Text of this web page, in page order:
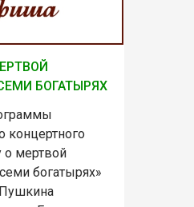
БОГАТЫРЯХ
концертного
о мертвой
богатырях»